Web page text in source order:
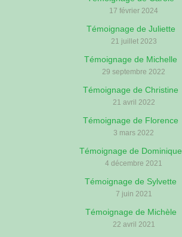
17 février 2024
Témoignage de Juliette
21 juillet 2023
Témoignage de Michelle
29 septembre 2022
Témoignage de Christine
21 avril 2022
Témoignage de Florence
3 mars 2022
Témoignage de Dominique
4 décembre 2021
Témoignage de Sylvette
7 juin 2021
Témoignage de Michèle
22 avril 2021